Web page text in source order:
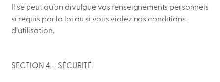
Il se peut qu’on divulgue vos renseignements personnels
si requis par la loi ou si vous violez nos conditions
d’utilisation.
SECTION 4 – SÉCURITÉ